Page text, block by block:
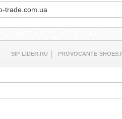
SIP-LIDER.RU PROVOCANTE-